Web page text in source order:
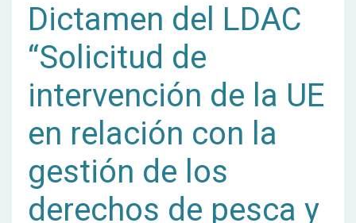
Dictamen del LDAC
“Solicitud de
intervención de la UE
en relación con la
gestión de los
derechos de pesca y